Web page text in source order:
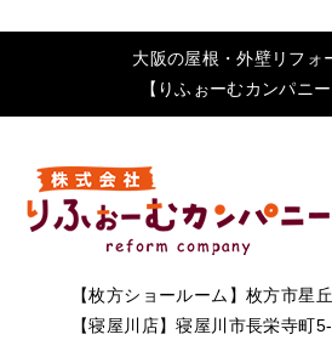
大阪の屋根・外壁リフォ
【りふぉーむカンパニ
【枚方ショールーム】枚方市星
【寝屋川店】寝屋川市長栄寺町